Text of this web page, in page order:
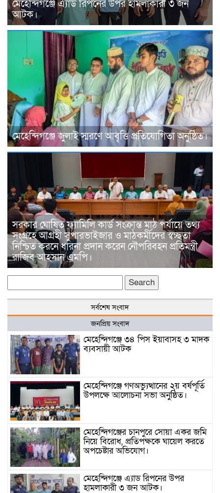
মেহেন্দিগঞ্জে এ্যাড রিপনের উপর হামলাকারী ৩ জন
আটক।
মেহেন্দিগঞ্জে জুলাই স্মরণে আবৃত্তি প্রতিযোগিতা অনুষ্ঠিত।
সরকার ঘোষিত ফ্যামিলি কার্ড সংক্রান্ত মাঠ পর্যায়ে তথ্য
সংগ্রহে আগ্রহী সুপারভাইজার ও মাঠকর্মীদের স্বচ্ছতা
নিশ্চিত করনে ধারনা প্রদান করেন নৌপরিবহন প্রতিমন্ত্রী
রাজিব আহসান এমপি।
for:
সর্বশেষ সংবাদ
জনপ্রিয় সংবাদ
মেহেন্দিগঞ্জে ৩৪ পিস ইয়াবাসহ ৩ মাদক
ব্যবসায়ী আটক
মেহেন্দিগঞ্জে গণঅভ্যুত্থানের ২য় বর্ষপূর্তি
উপলক্ষে আলোচনা সভা অনুষ্ঠিত।
মেহেন্দিগঞ্জের চানপুরে সোয়া একর জমি
নিয়ে বিরোধ, প্রতিপক্ষকে ঘায়েল করতে
অপচেষ্টার অভিযোগ।
মেহেন্দিগঞ্জে এ্যাড রিপনের উপর
হামলাকারী ৩ জন আটক।